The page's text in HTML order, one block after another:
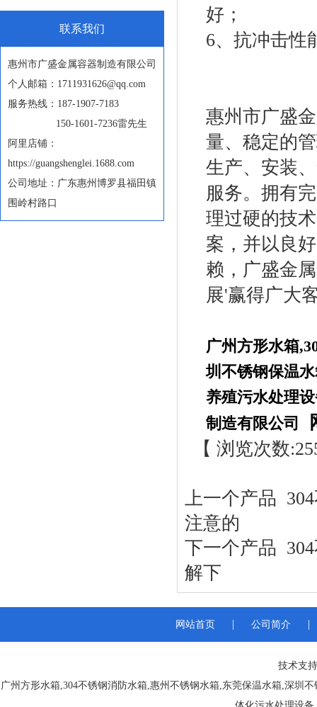
联系我们
惠州市广盛金属容器制造有限公司
个人邮箱：1711931626@qq.com
服务热线：187-1907-7183
150-1601-7236雷先生
阿里店铺：
https://guangshenglei.1688.com
公司地址：广东惠州博罗县福田镇
围岭村路口
好；
6、抗冲击性
惠州市广盛
量、稳定的
生产、安装
服务。拥有
理过硬的技
案，并以良
赖，广盛金
展'赢得广大
广州方形水箱,
圳不锈钢保温
养殖污水处理
制造有限公司
【 浏览次数:
上一个产品
注意的
下一个产品
解下
网站首页 | 公司简介 |
技术支
广州方形水箱,304不锈钢消防水箱,惠州不锈钢水箱,东莞保温水箱,深圳不